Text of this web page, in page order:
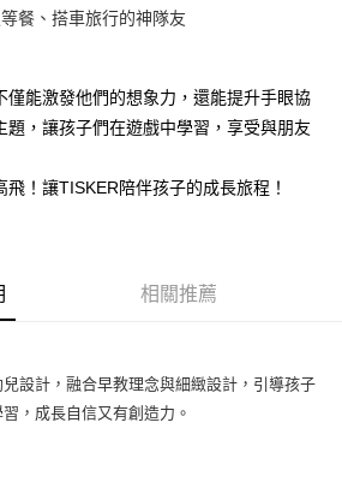
含以上)免運費
餐、搭車旅行的神隊友
僅能激發他們的想象力，還能提升手眼協
題，讓孩子們在遊戲中學習，享受與朋友
！讓TISKER陪伴孩子的成長旅程！
相關推薦
設計，融合早教理念與細緻設計，引導孩子
，成長自信又有創造力。